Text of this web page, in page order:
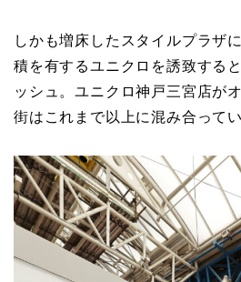
しかも増床したスタイルプラザ
積を有するユニクロを誘致する
ッシュ。ユニクロ神戸三宮店が
街はこれまで以上に混み合って